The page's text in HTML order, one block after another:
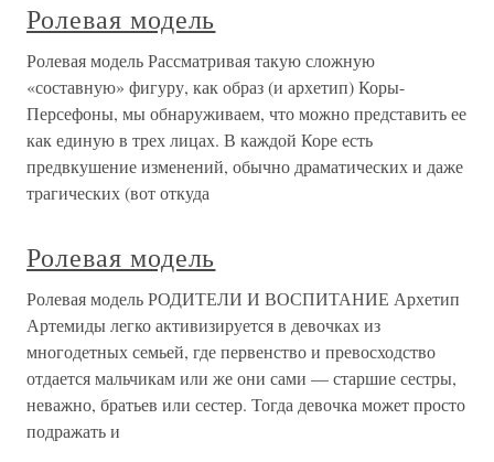
Ролевая модель
Ролевая модель Рассматривая такую сложную
«составную» фигуру, как образ (и архетип) Коры-
Персефоны, мы обнаруживаем, что можно представить ее
как единую в трех лицах. В каждой Коре есть
предвкушение изменений, обычно драматических и даже
трагических (вот откуда
Ролевая модель
Ролевая модель РОДИТЕЛИ И ВОСПИТАНИЕ Архетип
Артемиды легко активизируется в девочках из
многодетных семьей, где первенство и превосходство
отдается мальчикам или же они сами — старшие сестры,
неважно, братьев или сестер. Тогда девочка может просто
подражать и